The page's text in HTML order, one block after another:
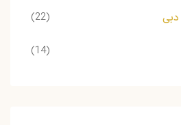
دبی (22)
(14)